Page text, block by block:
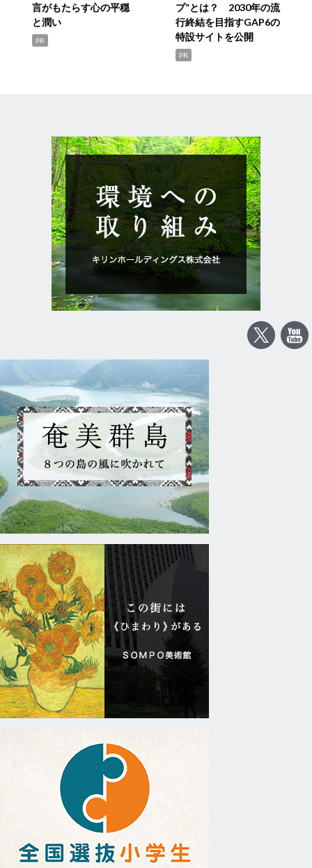
言がもたらす心の平穏
と潤い
PR
プ”とは？ 2030年の流
行終結を目指すGAP6の
特設サイトを公開
PR